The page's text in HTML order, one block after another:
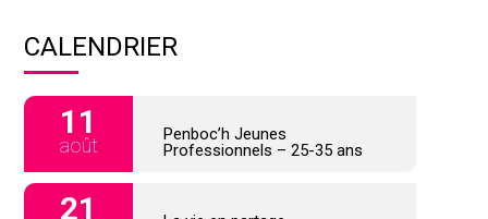
CALENDRIER
11
août
Penboc’h Jeunes
Professionnels – 25-35 ans
21